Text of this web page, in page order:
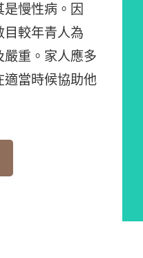
慢性病。因
較年青人為
重。家人應多
當時候協助他